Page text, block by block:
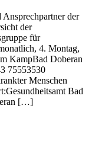
der
der
für
4. Montag,
KampBad Doberan
75553530
Menschen
Bad
[…]